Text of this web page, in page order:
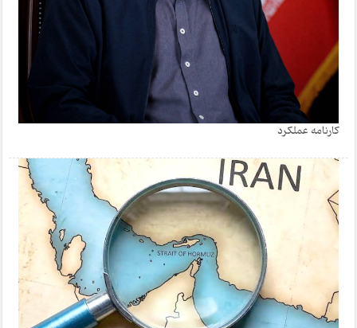
کارنامه عملکرد